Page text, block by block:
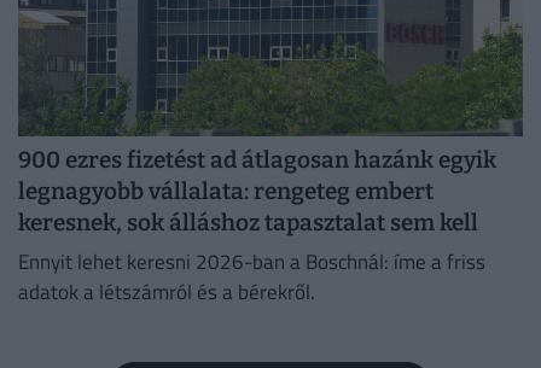
900 ezres fizetést ad átlagosan hazánk egyik
legnagyobb vállalata: rengeteg embert
keresnek, sok álláshoz tapasztalat sem kell
Ennyit lehet keresni 2026-ban a Boschnál: íme a friss
adatok a létszámról és a bérekről.